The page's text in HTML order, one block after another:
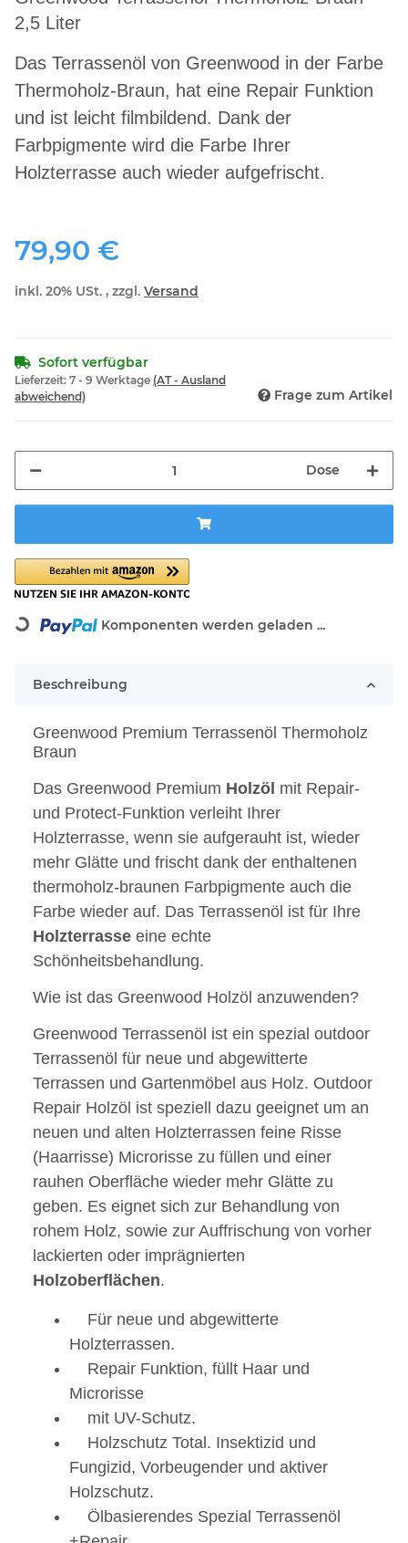
2,5 Liter
Das Terrassenöl von Greenwood in der Farbe
Thermoholz-Braun, hat eine Repair Funktion
und ist leicht filmbildend. Dank der
Farbpigmente wird die Farbe Ihrer
Holzterrasse auch wieder aufgefrischt.
79,90 €
inkl. 20% USt. , zzgl. Versand
Sofort verfügbar
Lieferzeit: 7 - 9 Werktage (AT - Ausland
abweichend)
Frage zum Artikel
Dose
Loading... Komponenten werden geladen ...
Beschreibung
Greenwood Premium Terrassenöl Thermoholz
Braun
Das Greenwood Premium Holzöl mit Repair-
und Protect-Funktion verleiht Ihrer
Holzterrasse, wenn sie aufgerauht ist, wieder
mehr Glätte und frischt dank der enthaltenen
thermoholz-braunen Farbpigmente auch die
Farbe wieder auf. Das Terrassenöl ist für Ihre
Holzterrasse eine echte
Schönheitsbehandlung.
Wie ist das Greenwood Holzöl anzuwenden?
Greenwood Terrassenöl ist ein spezial outdoor
Terrassenöl für neue und abgewitterte
Terrassen und Gartenmöbel aus Holz. Outdoor
Repair Holzöl ist speziell dazu geeignet um an
neuen und alten Holzterrassen feine Risse
(Haarrisse) Microrisse zu füllen und einer
rauhen Oberfläche wieder mehr Glätte zu
geben. Es eignet sich zur Behandlung von
rohem Holz, sowie zur Auffrischung von vorher
lackierten oder imprägnierten
Holzoberflächen.
Für neue und abgewitterte
Holzterrassen.
Repair Funktion, füllt Haar und
Microrisse
mit UV-Schutz.
Holzschutz Total. Insektizid und
Fungizid, Vorbeugender und aktiver
Holzschutz.
Ölbasierendes Spezial Terrassenöl